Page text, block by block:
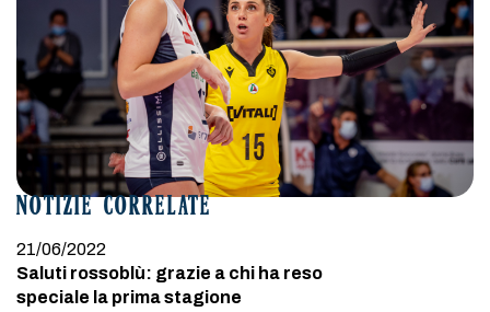
NOTIZIE CORRELATE
21/06/2022
Saluti rossoblù: grazie a chi ha reso
speciale la prima stagione